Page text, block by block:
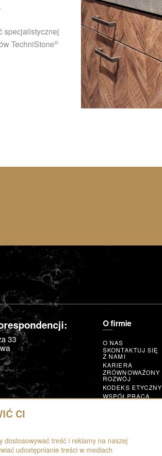
specjalistycznej
TechniStone®
33
O firmie
O NAS
SKONTAKTUJ SIĘ
Z NAMI
KARIERA
ZRÓWNOWAŻONY
ROZWÓJ
KODEKS ETYCZNY
WSPÓŁPRACA
CI
dostosowywać treść i reklamy na naszej
udostępnianie treści w mediach